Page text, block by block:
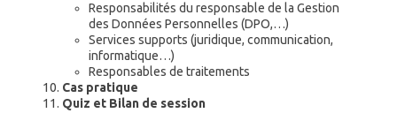
Responsabilités du responsable de la Gestion
des Données Personnelles (DPO,…)
Services supports (juridique, communication,
informatique…)
Responsables de traitements
Cas pratique
Quiz et Bilan de session